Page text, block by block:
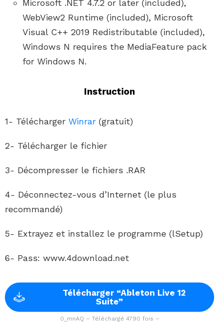
Microsoft .NET 4.7.2 or later (included),
WebView2 Runtime (included), Microsoft
Visual C++ 2019 Redistributable (included),
Windows N requires the MediaFeature pack
for Windows N.
Instruction
1- Télécharger Winrar (gratuit)
2- Télécharger le fichier
3- Décompresser le fichiers .RAR
4- Déconnectez-vous d’Internet (le plus
recommandé)
5- Extrayez et installez le programme (lSetup)
6- Pass: www.4download.net
Télécharger “Ableton Live 12
Suite”
0_mnAQ – Téléchargé 4790 fois –